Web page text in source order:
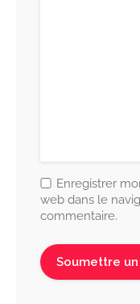
Enregistrer
web dans le
commentaire.